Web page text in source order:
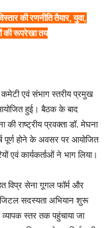
की रणनीति तैयार, युवा,
की रूपरेखा तय
एवं संभाग स्तरीय प्रमुख
हुई। बैठक के बाद
की राष्ट्रीय प्रवक्ता डॉ. मेघना
पूर्ण होने के अवसर पर आयोजित
कार्यकर्ताओं ने भाग लिया।
विप्र सेना गूगल फॉर्म और
सदस्यता अभियान शुरू
स्तर तक पहुंचाया जा